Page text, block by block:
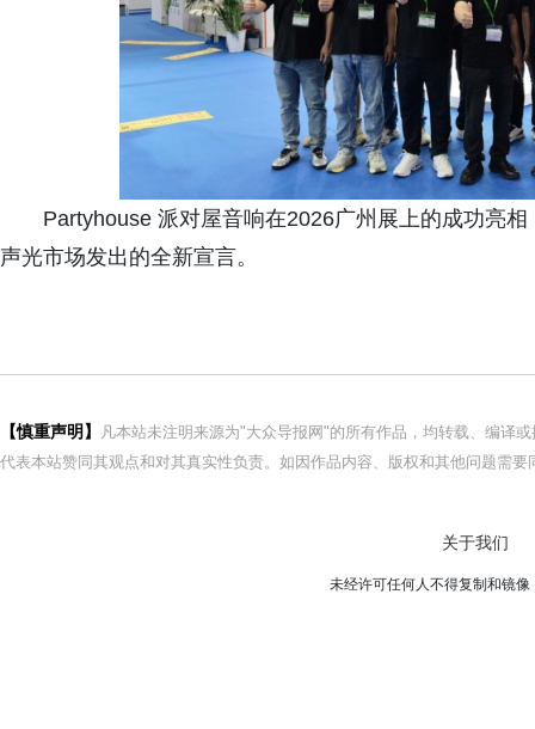
Partyhouse 派对屋音响在2026广州展上的成功亮
声光市场发出的全新宣言。
【慎重声明】
凡本站未注明来源为"大众导报网"的所有作品，均转载、编译
代表本站赞同其观点和对其真实性负责。如因作品内容、版权和其他问题需
关于我们
未经许可任何人不得复制和镜